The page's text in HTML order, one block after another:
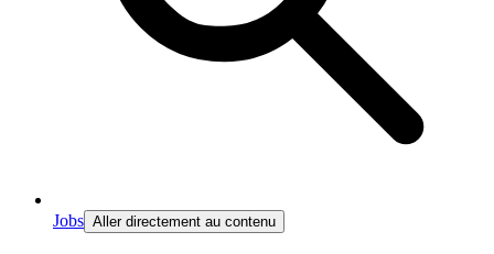
Jobs Aller directement au contenu